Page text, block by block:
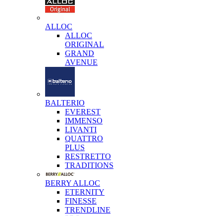
ALLOC
ALLOC
ORIGINAL
GRAND
AVENUE
BALTERIO
EVEREST
IMMENSO
LIVANTI
QUATTRO
PLUS
RESTRETTO
TRADITIONS
BERRY ALLOC
ETERNITY
FINESSE
TRENDLINE